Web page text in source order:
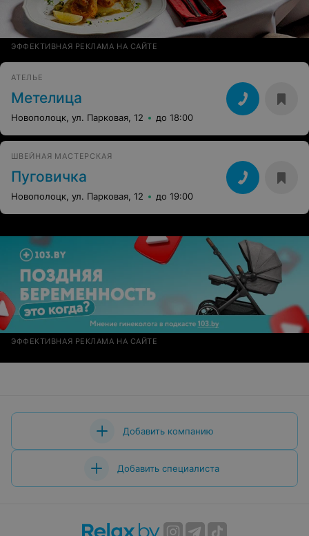
ЭФФЕКТИВНАЯ РЕКЛАМА НА САЙТЕ
АТЕЛЬЕ
Метелица
Новополоцк, ул. Парковая, 12 до 18:00
ШВЕЙНАЯ МАСТЕРСКАЯ
Пуговичка
Новополоцк, ул. Парковая, 12 до 19:00
ЭФФЕКТИВНАЯ РЕКЛАМА НА САЙТЕ
Добавить компанию
Добавить специалиста